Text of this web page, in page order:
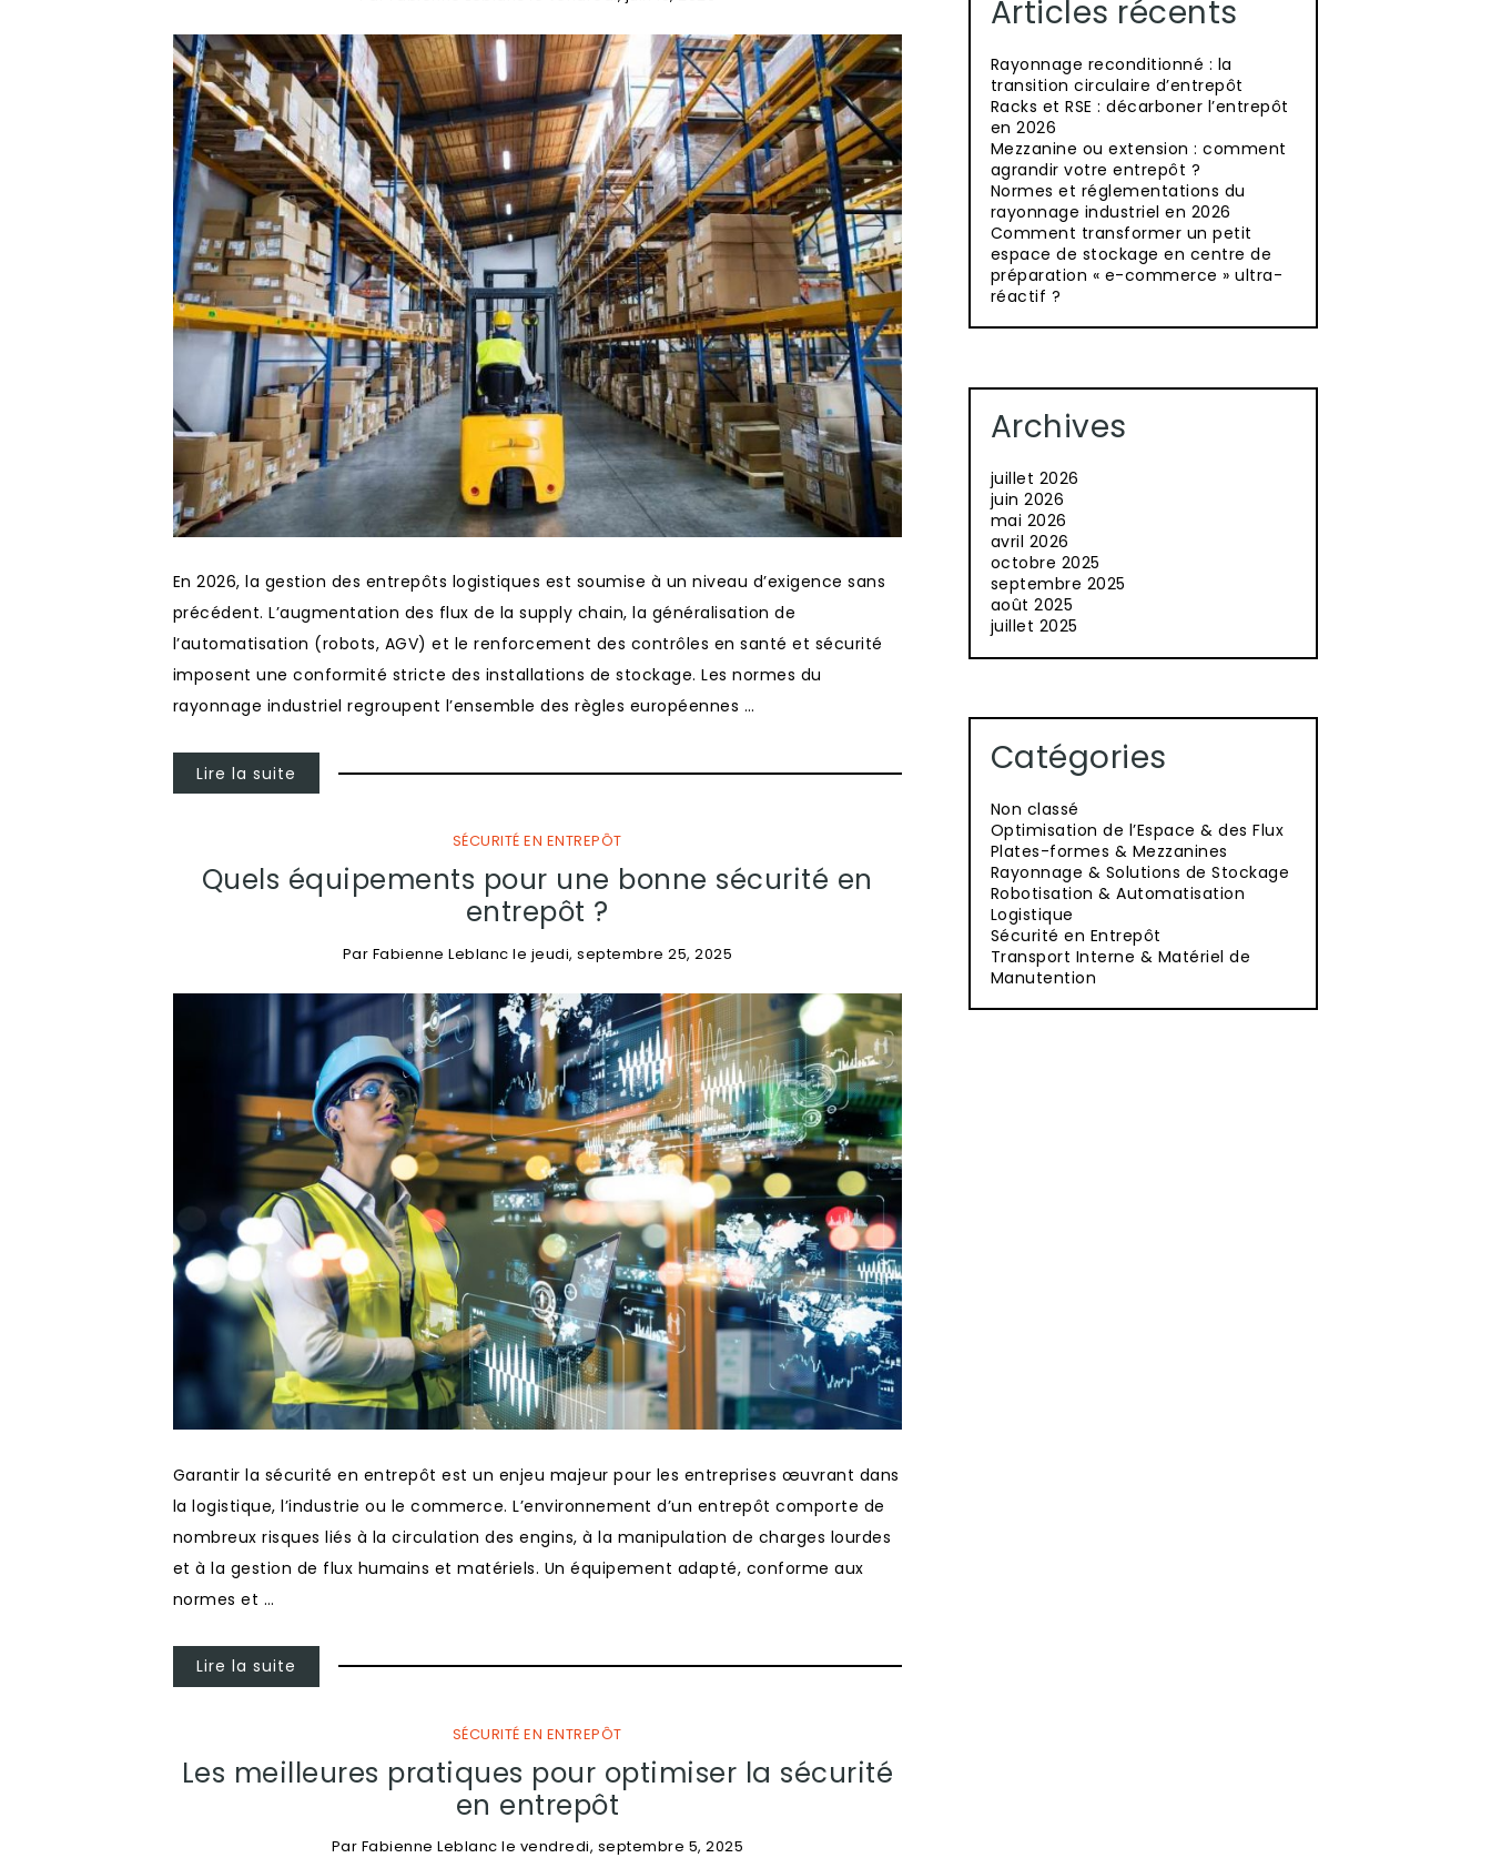
En 2026, la gestion des entrepôts logistiques est soumise à un niveau d’exigence sans
précédent. L’augmentation des flux de la supply chain, la généralisation de
l’automatisation (robots, AGV) et le renforcement des contrôles en santé et sécurité
imposent une conformité stricte des installations de stockage. Les normes du
rayonnage industriel regroupent l’ensemble des règles européennes …
Lire la suite
SÉCURITÉ EN ENTREPÔT
Quels équipements pour une bonne sécurité en
entrepôt ?
Par Fabienne Leblanc le jeudi, septembre 25, 2025
Garantir la sécurité en entrepôt est un enjeu majeur pour les entreprises œuvrant dans
la logistique, l’industrie ou le commerce. L’environnement d’un entrepôt comporte de
nombreux risques liés à la circulation des engins, à la manipulation de charges lourdes
et à la gestion de flux humains et matériels. Un équipement adapté, conforme aux
normes et …
Lire la suite
SÉCURITÉ EN ENTREPÔT
Les meilleures pratiques pour optimiser la sécurité
en entrepôt
Par Fabienne Leblanc le vendredi, septembre 5, 2025
Articles récents
Rayonnage reconditionné : la
transition circulaire d’entrepôt
Racks et RSE : décarboner l’entrepôt
en 2026
Mezzanine ou extension : comment
agrandir votre entrepôt ?
Normes et réglementations du
rayonnage industriel en 2026
Comment transformer un petit
espace de stockage en centre de
préparation « e-commerce » ultra-
réactif ?
Archives
juillet 2026
juin 2026
mai 2026
avril 2026
octobre 2025
septembre 2025
août 2025
juillet 2025
Catégories
Non classé
Optimisation de l’Espace & des Flux
Plates-formes & Mezzanines
Rayonnage & Solutions de Stockage
Robotisation & Automatisation
Logistique
Sécurité en Entrepôt
Transport Interne & Matériel de
Manutention